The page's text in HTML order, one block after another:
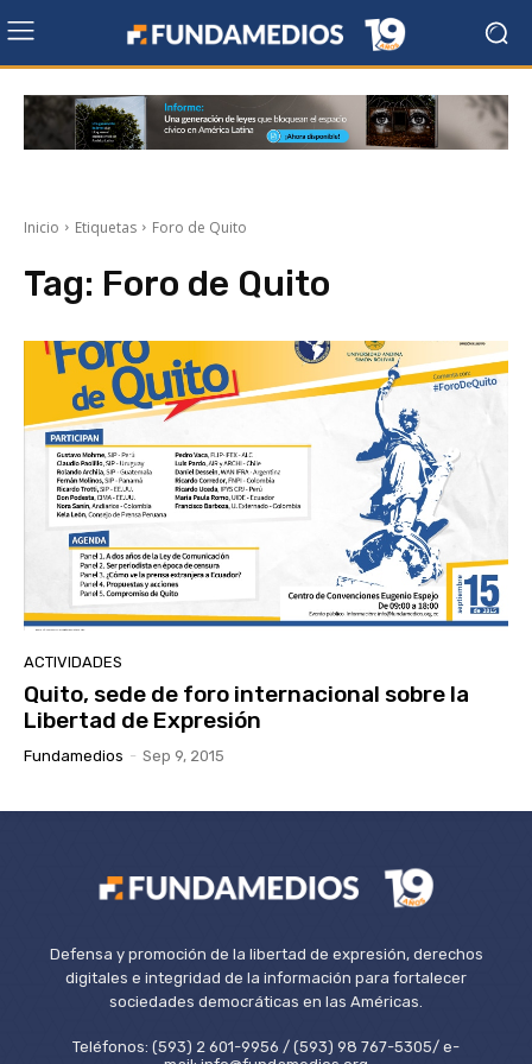
Inicio Etiquetas Foro de Quito
Tag: Foro de Quito
ACTIVIDADES
Quito, sede de foro internacional sobre la
Libertad de Expresión
Fundamedios - Sep 9, 2015
Defensa y promoción de la libertad de expresión, derechos
digitales e integridad de la información para fortalecer
sociedades democráticas en las Américas.
Teléfonos: (593) 2 601-9956 / (593) 98 767-5305/ e-